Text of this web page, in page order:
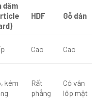
dăm
HDF Gỗ dán
Cao Cao
kém
Rất
phẳng
Có vân
lớp mặt